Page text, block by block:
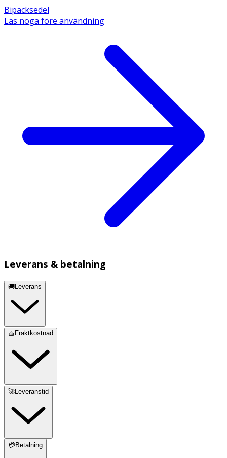
Bipacksedel
Läs noga före användning
Leverans & betalning
🚚Leverans
🧺Fraktkostnad
🚀Leveranstid
💳Betalning